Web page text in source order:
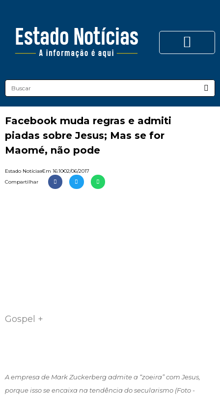
Facebook muda regras e admiti
piadas sobre Jesus; Mas se for
Maomé, não pode
Estado NotíciasEm 16:1002/06/2017
Compartilhar
Gospel +
A empresa de Mark Zuckerberg admite a “zoeira” com Jesus,
porque isso se encaixa na tendência do secularismo (Foto -